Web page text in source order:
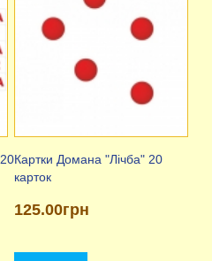
Картки Домана "Лічба" 20
карток
125.00грн